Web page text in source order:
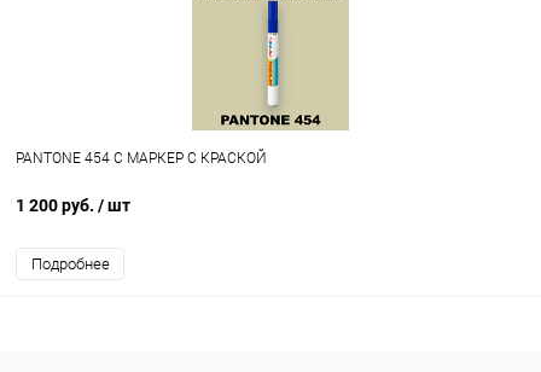
PANTONE 454 C МАРКЕР С КРАСКОЙ
1 200 руб. / шт
Подробнее